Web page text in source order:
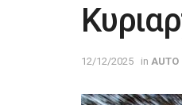
12/12/2025 in AUTO